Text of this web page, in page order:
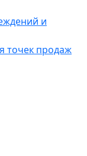
и
точек продаж